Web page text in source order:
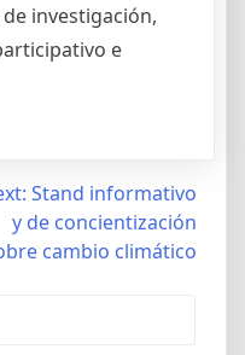
investigación,
e
Stand informativo
y de concientización
cambio climático